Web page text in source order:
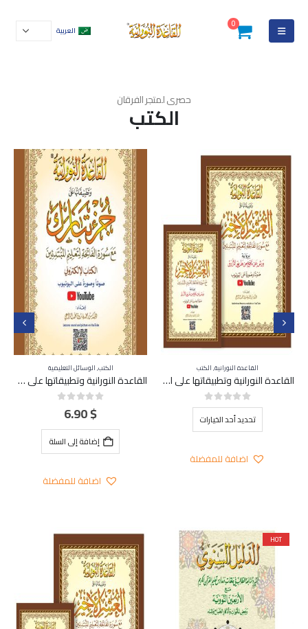
0
العربية
حصرى لمتجر الفرقان
الكتب
القاعدة النورانية,الكتب
القاعدة النورانية وتطبيقاتها على العشر الأخير مع ال QR Code برواية ورش عن نافع من طريق الأزرق
0
out of 5
تحديد أحد الخيارات
هناك العديد من الأشكال المختلفة لهذا المنتج. يمكن اختيار الخيارات على صفحة المنتج
اضافة للمفضلة
الكتب,الوسائل التعليمية
القاعدة النورانية وتطبيقاتها على جزء تبارك A4 (كبير) – QR Code
6.90$
إضافة إلى السلة
اضافة للمفضلة
HOT